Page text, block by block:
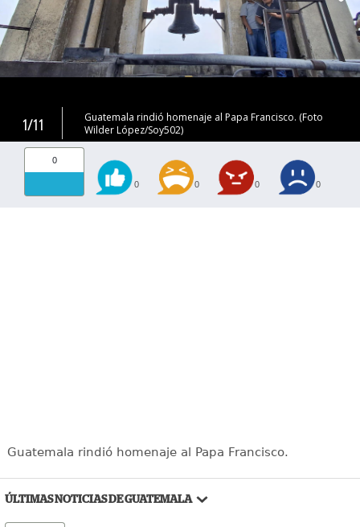
1/11
Guatemala rindió homenaje al Papa Francisco. (Foto
Wilder López/Soy502)
0
0 0 0 0
Guatemala rindió homenaje al Papa Francisco.
ÚLTIMAS NOTICIAS DE GUATEMALA